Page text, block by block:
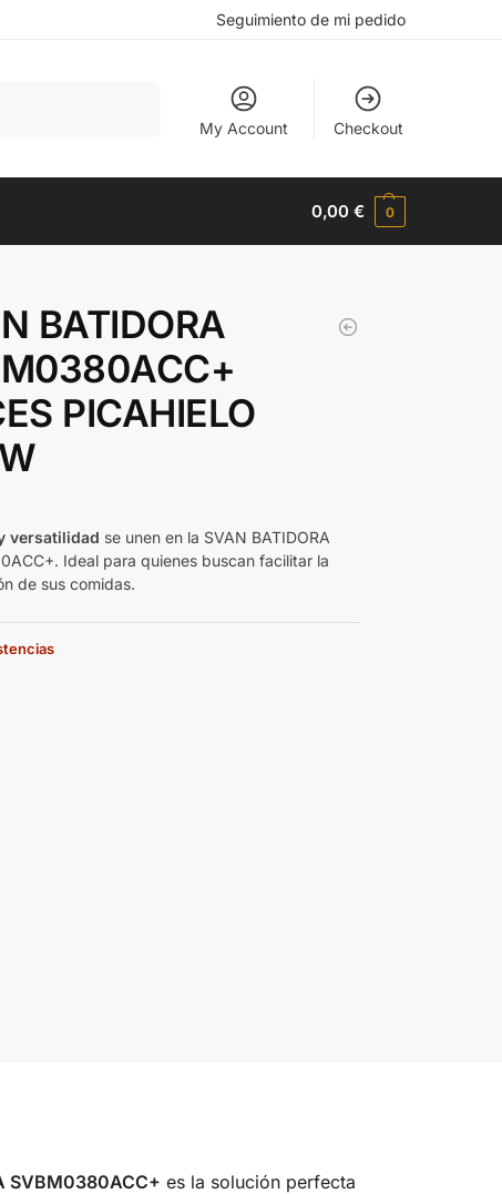
Seguimiento de mi pedido
My Account Checkout
0,00€ 0
BATIDORA
PICAHIELO
versatilidad se unen en la SVAN BATIDORA
Ideal para quienes buscan facilitar la
de sus comidas.
SVBM0380ACC+ es la solución perfecta